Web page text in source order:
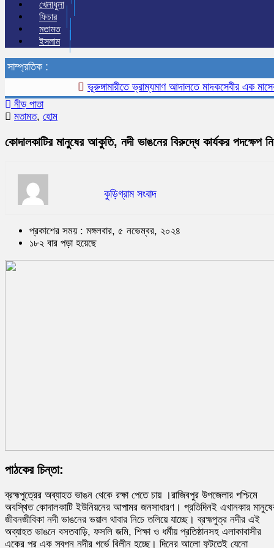
খেলাধুলা
ফিচার
মতামত
ইসলাম
সাম্প্রতিক :
ভূরুঙ্গামারীতে ভ্রাম্যমাণ আদালতে মাদকসেবীর এক মাসের
নীড় পাতা
মতামত, হোম
কোদালকাটির মানুষের আকুতি, নদী ভাঙনের বিরুদ্ধে কার্যকর পদক্ষেপ
কুড়িগ্রাম সংবাদ
প্রকাশের সময় : মঙ্গলবার, ৫ নভেম্বর, ২০২৪
১৮২ বার পড়া হয়েছে
পাঠকের চিন্তা:
ব্রহ্মপুত্রের অব্যাহত ভাঙন থেকে রক্ষা পেতে চায় ।রাজিবপুর উপজেলার পশ্চিমে
অবস্থিত কোদালকাটি ইউনিয়নের আপামর জনসাধারণ। প্রতিদিনই এখানকার
জীবনজীবিকা নদী ভাঙনের ভয়াল থাবার নিচে তলিয়ে যাচ্ছে। ব্রহ্মপুত্র নদীর এই
অব্যাহত ভাঙনে বসতবাড়ি, ফসলি জমি, শিক্ষা ও ধর্মীয় প্রতিষ্ঠানসহ এলাকাবাসীর
একের পর এক স্বপ্ন নদীর গর্ভে বিলীন হচ্ছে। দিনের আলো ফুটতেই যেনো